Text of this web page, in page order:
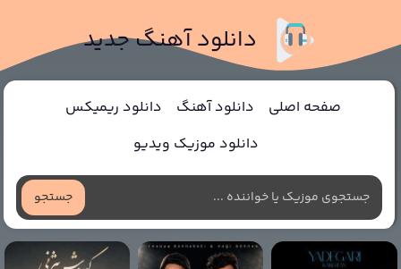
دانلود آهنگ جدید
صفحه اصلی دانلود آهنگ
دانلود ریمیکس
دانلود موزیک ویدیو
جستجو